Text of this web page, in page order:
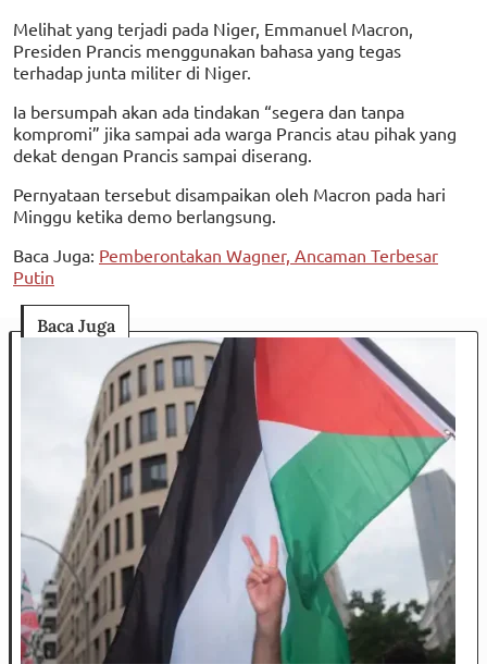
Melihat yang terjadi pada Niger, Emmanuel Macron,
Presiden Prancis menggunakan bahasa yang tegas
terhadap junta militer di Niger.
Ia bersumpah akan ada tindakan “segera dan tanpa
kompromi” jika sampai ada warga Prancis atau pihak yang
dekat dengan Prancis sampai diserang.
Pernyataan tersebut disampaikan oleh Macron pada hari
Minggu ketika demo berlangsung.
Baca Juga: Pemberontakan Wagner, Ancaman Terbesar
Putin
Baca Juga